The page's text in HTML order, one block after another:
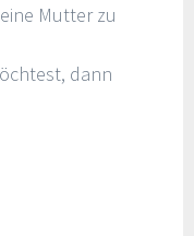
Mutter zu
dann